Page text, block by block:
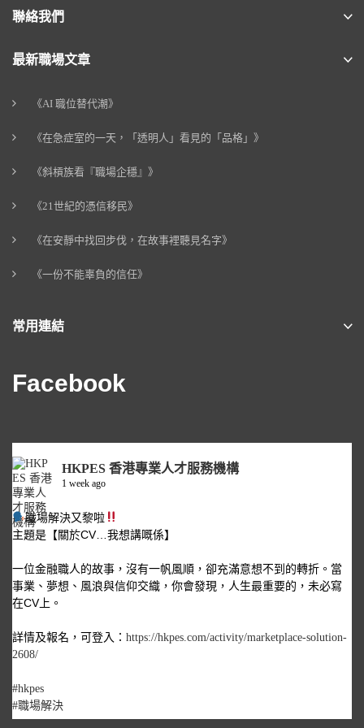
聯絡我們
最新職場文章
《AI 職位替代潮》
《在急症室的一天，「透明人」看見的「品格」》
《斜槓族看『職場企穩』》
《21世紀的憑信移民》
《在安靜中找回步伐，在故事裡聽見名字》
《一份不能辜負的信任》
常用連結
Facebook
HKPES 香港專業人才服務機構
1 week ago
職場解決又黎啦
主題是【關於CV…我想講嘅係】
一位金融職人的故事，沒有一帆風順，卻充滿意想不到的轉折。當
事業、夢想、風浪與信仰交織，你會發現，人生最重要的，未必寫
在CV上。
詳情及報名，可登入： https://hkpes.com/activity/marketplace-solution-
2608/
#hkpes
#職場解決